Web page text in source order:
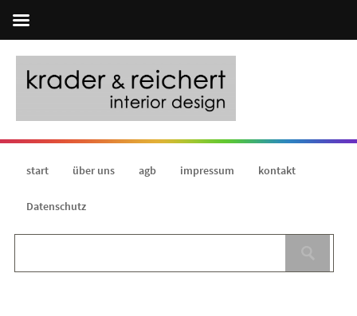
start über uns agb impressum kontakt
Datenschutz